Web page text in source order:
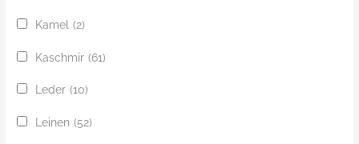
Kamel (2)
Kaschmir (61)
Leder (10)
Leinen (52)